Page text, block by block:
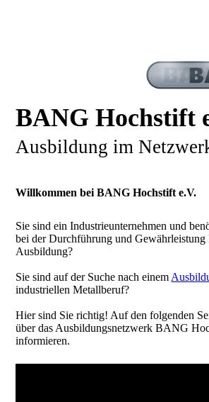
BANG Hochstift
Ausbildung im
Willkommen bei BANG Hochstift e.V.
Sie sind ein Industrieunternehmen und
bei der Durchführung und Gewährleistung
Ausbildung?
Sie sind auf der Suche nach einem
industriellen Metallberuf?
Hier sind Sie richtig! Auf den folgenden
über das Ausbildungsnetzwerk BANG
informieren.